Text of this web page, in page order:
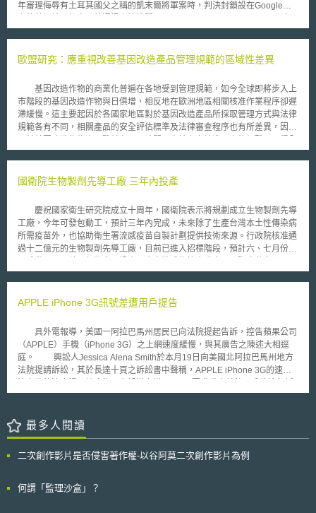
年審理侮辱有土耳其國父之稱的凱末爾將軍案時，判決封鎖設在Google平
法院建議，因技術上問題，建議封鎖整個Google網域才能達到效果，此舉
在窮盡國內訴訟程序後，進而向歐洲人權法院提告。 歐洲人權法院認
第10條規定，立法限制言論自由必須明確，以便當事人能夠遵循。但土耳其
法令（Law no. 5651）並無可封鎖整個網域之相關規定；此外，亦有證據顯
示土耳其政府並未盡告知義務，且該網路平台Google亦無拒絕遵循當地國
法令之情形；至於通訊主管機關建議法院封鎖整個Google網域行為，亦違
反土耳其法令（Law no. 5651）之授權範圍。因此歐洲人權法院認為土耳其
(Organization for Security and Co-operation in Europe)的調查指出，在
Google等知名網站。 而總部設在倫敦的維護言論自由知名組織
Callamard博士也指出，本案是網路言論自由的重大勝利，尤其是當前各國
政府積極尋求各種網路管制手段時，更應注意立法限制言論自由必須具有明
確的法源基礎且應有救濟管道，以落實歐洲人權公約保障言論自由之意義。
歐盟研究：應重視改善基因改造產品管理規範的區域性差異
基因改造作物的商業化普遍在各地受到管理規範，如今全球即將步入上
市階段的基因改造作物與日俱增，相反地在歐洲地區相關核准作業程序卻遲
滯緩慢。這主要起因於各國家地區對於基因改造產品所採取管理方式與法律
規範各有不同，相關產品的安全評估標準及法律審查程序也有所差異，因此
球各國家地區之核准。 今(2009)年7月，歐盟所屬之研究單位Joint
(asynchronous approval)將為全球農業市場交易帶來相關一連串的問題。
tolerance policy”)，立法禁止核准基因改造作物以進口商品之名義輸入，即
便某些基因改造作物已在本國境內允許種植並且將其歸類為安全，但任何含
有上述微量基因改造作物成分之農產品，也同樣遭歐盟禁止輸入，歐盟全面
禁止基因改造作物產品之作法形同架設了一道產品交易的禁令。以過往經驗
為例，因歐盟全面禁止基因改造作物之管理方式，已導致產品無法輸入，大
用量增加的發展趨勢，未來恐將難以在全球市場中取得毫無添加基因改造作
歐盟批准者。因此，相對於未添加基因改造作物產品之價格將因此上揚，而
基因改造作物商品所帶來的衝擊，JRC歸納「全球基因改造作物商業化流程
研討會」中專家學者之意見，建議歐盟宜再次考量全面禁止政策之必要，或
改以容許低含量基因改造作物產品之上市標準予以取代；其他建議則包括簡
化核准程序，設立各國互相認可的基因改造作物風險評估方法，以及彈性落
實國際食品標準委員會相關之規定，以期能減少日後基因改造作物產品非同
期性核准之影響。
國衛院生物製劑先導工廠 三年內投產
慶祝國家衛生研究院成立十周年，國衛院表示將規劃成立生物製劑先導
工廠，今年可發包動工，預計三年內完成，未來除了生產台灣本土性傳染病
所需疫苗外，也協助衛生署流感疫苗自製計劃提供技術來源。行政院核准通
過十二億元的生物製劑先導工廠，目前已進入招標階段，預計六、七月份可
(The International Vaccine Institute, IVI) 的規格的 GMP 生產線。 此
病如腸病毒、 SARS 、白喉、百日咳、破傷風及日本腦炎的資料庫，部份
產能力。政府計劃投資五十億元興建大型流行感冒疫苗工廠，國衛院將扮演
技術提供的角色，包括參考實驗室，人員訓練，及微生物量產疫苗的開發，
都將由生物製劑先導工廠負責。
APPLE iPhone 3G訊號差遭用戶提告
具外電報導，美國一阿拉巴馬州居民已向法院提起告訴，控告蘋果公司
（APPLE）手機（iPhone 3G）之上網速度緩慢，與其廣告之陳述大相逕
庭。 興訟人Jessica Alena Smith於本月19日向美國北阿拉巴馬州地方
法院提請訴訟，其於長達十頁之訴訟書中聲稱，APPLE iPhone 3G的速度
訟變成一個聯合訴訟。 APPLE廣告聲稱iPhone 3G「一半的價錢，一
認為其實際情況卻比廣告所說的緩慢。原告之代表律師表示，APPLE顯然
已違背該產品出售時所做出的承諾。同時，更有些許使用者發現iPhone 3G
認該產品確實存有訊號接收的問題。APPLE並已發佈「iPhone OS 2.0.2」
改善iPhone3G的網絡連接性能。但其是否能修復使用者提出的上述問題，
最多人閱讀
二次創作影片是否侵害著作權-以谷阿莫二次創作影片為例
何謂「監理沙盒」？